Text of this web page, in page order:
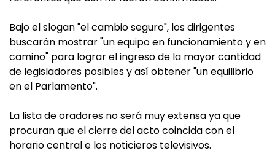
Bajo el slogan "el cambio seguro", los dirigentes
buscarán mostrar "un equipo en funcionamiento y en
camino" para lograr el ingreso de la mayor cantidad
de legisladores posibles y así obtener "un equilibrio
en el Parlamento".
La lista de oradores no será muy extensa ya que
procuran que el cierre del acto coincida con el
horario central e los noticieros televisivos.